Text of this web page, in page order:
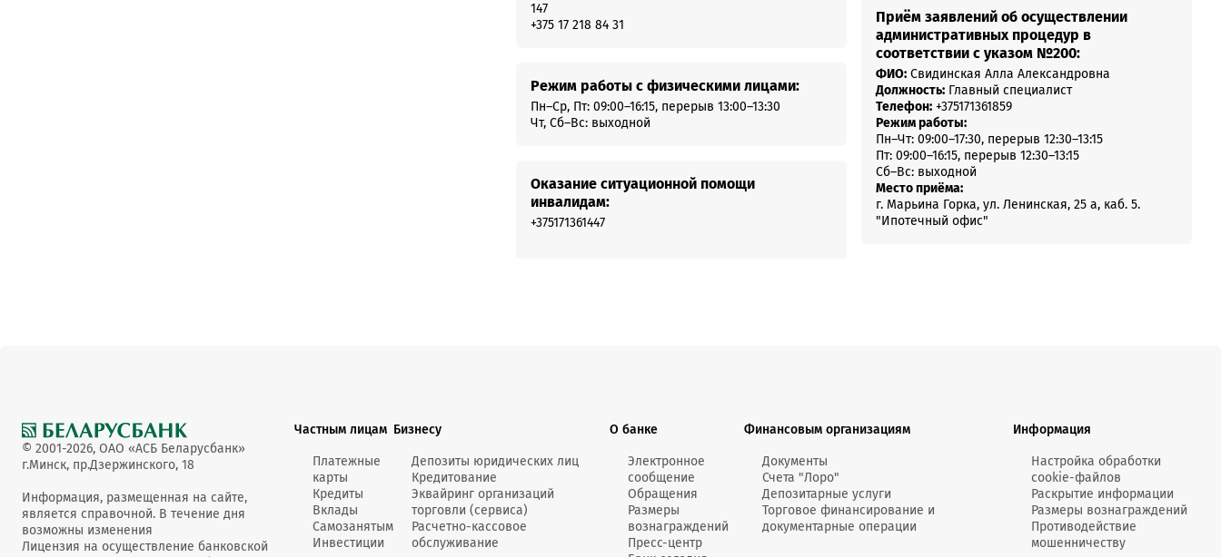
147
+375 17 218 84 31
Режим работы с физическими лицами:
Пн–Ср, Пт: 09:00–16:15, перерыв 13:00–13:30
Чт, Сб–Вс: выходной
Оказание ситуационной помощи
инвалидам:
+375171361447
Приём заявлений об осуществлении
административных процедур в
соответствии с указом №200:
ФИО: Свидинская Алла Александровна
Должность: Главный специалист
Телефон: +375171361859
Режим работы:
Пн–Чт: 09:00–17:30, перерыв 12:30–13:15
Пт: 09:00–16:15, перерыв 12:30–13:15
Сб–Вс: выходной
Место приёма:
г. Марьина Горка, ул. Ленинская, 25 а, каб. 5.
"Ипотечный офис"
© 2001-2026, ОАО «АСБ Беларусбанк»
г.Минск, пр.Дзержинского, 18
Информация, размещенная на сайте,
является справочной. В течение дня
возможны изменения
Лицензия на осуществление банковской
Частным лицам
Платежные
карты
Кредиты
Вклады
Самозанятым
Инвестиции
Бизнесу
Депозиты юридических лиц
Кредитование
Эквайринг организаций
торговли (сервиса)
Расчетно-кассовое
обслуживание
О банке
Электронное
сообщение
Обращения
Размеры
вознаграждений
Пресс-центр
Финансовым организациям
Документы
Счета "Лоро"
Депозитарные услуги
Торговое финансирование и
документарные операции
Информация
Настройка обработки
cookie-файлов
Раскрытие информации
Размеры вознаграждений
Противодействие
мошенничеству